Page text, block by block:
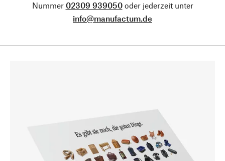
Nummer 02309 939050oder jederzeit unter
info@manufactum.de